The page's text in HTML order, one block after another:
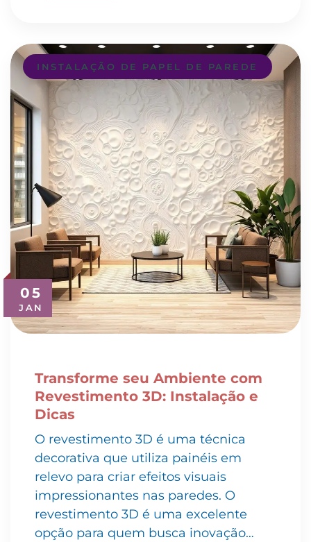
05
JAN
INSTALAÇÃO DE PAPEL DE PAREDE
Transforme seu Ambiente com
Revestimento 3D: Instalação e
Dicas
O revestimento 3D é uma técnica
decorativa que utiliza painéis em
relevo para criar efeitos visuais
impressionantes nas paredes. O
revestimento 3D é uma excelente
opção para quem busca inovação…